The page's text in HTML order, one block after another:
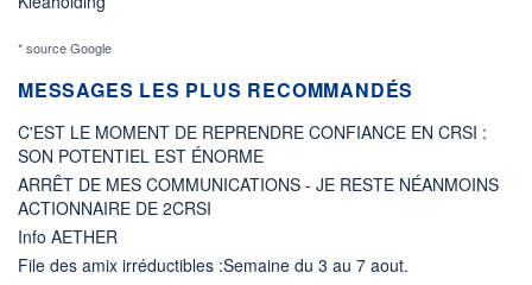
* source Google
MESSAGES LES PLUS RECOMMANDÉS
C'EST LE MOMENT DE REPRENDRE CONFIANCE EN CRSI :
SON POTENTIEL EST ÉNORME
ARRÊT DE MES COMMUNICATIONS - JE RESTE NÉANMOINS
ACTIONNAIRE DE 2CRSI
Info AETHER
File des amix irréductibles :Semaine du 3 au 7 aout.